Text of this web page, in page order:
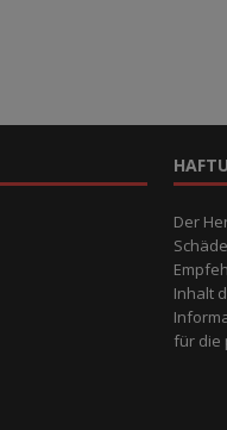
Der
Inhalt
für die